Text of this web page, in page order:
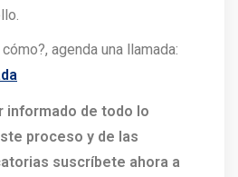
agenda una llamada:
informado de todo lo
proceso y de las
suscríbete ahora a